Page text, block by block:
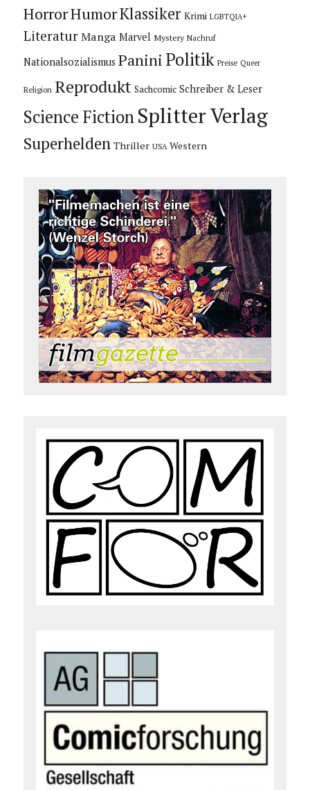
HorrorHumorKlassiker Krimi LGBTQIA+
Literatur Manga Marvel Mystery Nachruf
Nationalsozialismus Panini Politik Preise Queer
Religion Reprodukt Sachcomic Schreiber & Leser
Science Fiction Splitter Verlag
Superhelden Thriller USA Western